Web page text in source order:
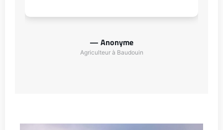
— Anonyme
Agriculteur à Baudouin